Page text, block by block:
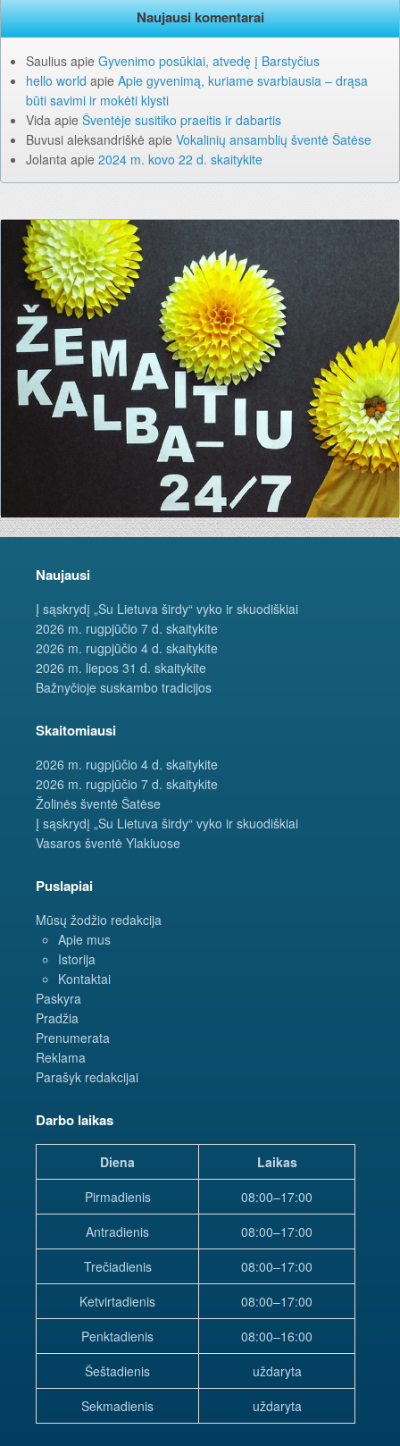
Naujausi komentarai
Saulius apie Gyvenimo posūkiai, atvedę į Barstyčius
hello world apie Apie gyvenimą, kuriame svarbiausia – drąsa
būti savimi ir mokėti klysti
Vida apie Šventėje susitiko praeitis ir dabartis
Buvusi aleksandriškė apie Vokalinių ansamblių šventė Šatėse
Jolanta apie 2024 m. kovo 22 d. skaitykite
Naujausi
Į sąskrydį „Su Lietuva širdy“ vyko ir skuodiškiai
2026 m. rugpjūčio 7 d. skaitykite
2026 m. rugpjūčio 4 d. skaitykite
2026 m. liepos 31 d. skaitykite
Bažnyčioje suskambo tradicijos
Skaitomiausi
2026 m. rugpjūčio 4 d. skaitykite
2026 m. rugpjūčio 7 d. skaitykite
Žolinės šventė Šatėse
Į sąskrydį „Su Lietuva širdy“ vyko ir skuodiškiai
Vasaros šventė Ylakiuose
Puslapiai
Mūsų žodžio redakcija
Apie mus
Istorija
Kontaktai
Paskyra
Pradžia
Prenumerata
Reklama
Parašyk redakcijai
Darbo laikas
Diena
Laikas
Pirmadienis
08:00–17:00
Antradienis
08:00–17:00
Trečiadienis
08:00–17:00
Ketvirtadienis
08:00–17:00
Penktadienis
08:00–16:00
Šeštadienis
uždaryta
Sekmadienis
uždaryta